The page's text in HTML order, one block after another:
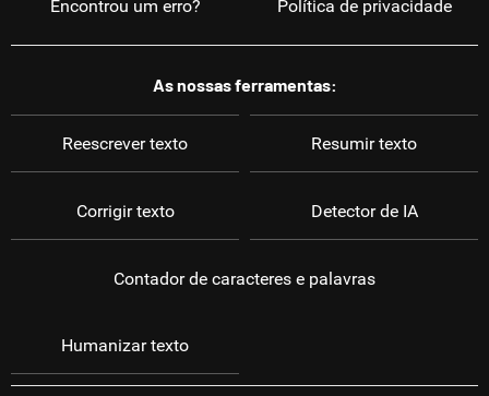
Encontrou um erro? Política de privacidade
As nossas ferramentas:
Reescrever texto
Corrigir texto
Contador de caracteres e palavras
Resumir texto
Detector de IA
Humanizar texto